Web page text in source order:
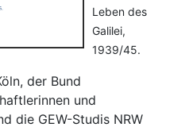
Leben des
Galilei,
1939/45.
der Bund
und
die GEW-Studis NRW